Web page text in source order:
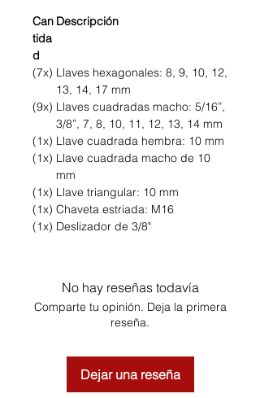
Can
tida
d
Descripción
(7x) Llaves hexagonales: 8, 9, 10, 12,
13, 14, 17 mm
(9x) Llaves cuadradas macho: 5/16”,
3/8”, 7, 8, 10, 11, 12, 13, 14 mm
(1x) Llave cuadrada hembra: 10 mm
(1x) Llave cuadrada macho de 10
mm
(1x) Llave triangular: 10 mm
(1x) Chaveta estriada: M16
(1x) Deslizador de 3/8"
No hay reseñas todavía
Comparte tu opinión. Deja la primera
reseña.
Dejar una reseña